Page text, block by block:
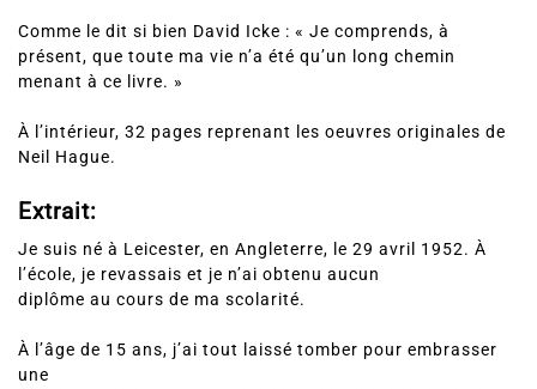
Comme le dit si bien David Icke : « Je comprends, à
présent, que toute ma vie n’a été qu’un long chemin
menant à ce livre. »
À l’intérieur, 32 pages reprenant les oeuvres originales de
Neil Hague.
Extrait:
Je suis né à Leicester, en Angleterre, le 29 avril 1952. À
l’école, je revassais et je n’ai obtenu aucun
diplôme au cours de ma scolarité.
À l’âge de 15 ans, j’ai tout laissé tomber pour embrasser
une